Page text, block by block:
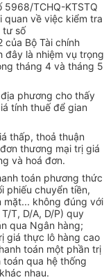
TCHQ-KTSTQ
quan về việc kiểm tra
tư số
Bộ Tài chính
đây là nhiệm vụ trọng
tháng 4 và tháng 5
phương cho thấy
tính thuế để gian
thấp, thoả thuận
thương mại trị giá
và hoá đơn.
toán phương thức
phiếu chuyển tiền,
không đúng với
T, D/A, D/P) quy
qua Ngân hàng;
giá thực lô hàng cao
toán một phần trị
qua hệ thống
nhau.